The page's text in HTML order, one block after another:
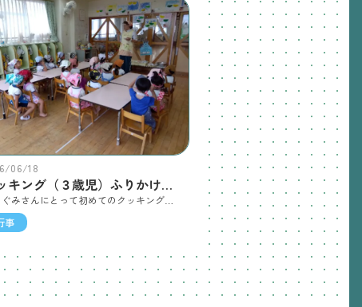
06/18
クッキング（３歳児）ふりかけおにぎり
事